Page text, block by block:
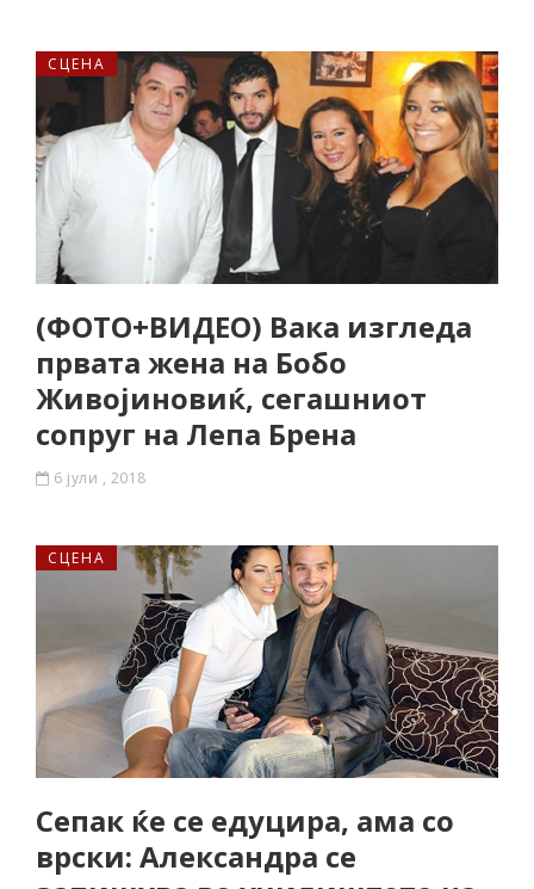
СЦЕНА
(ФОТО+ВИДЕО) Вака изгледа
првата жена на Бобо
Живоjиновиќ, сегашниот
сопруг на Лепа Брена
6 јули , 2018
СЦЕНА
Сепак ќе се едуцира, ама со
врски: Александра се